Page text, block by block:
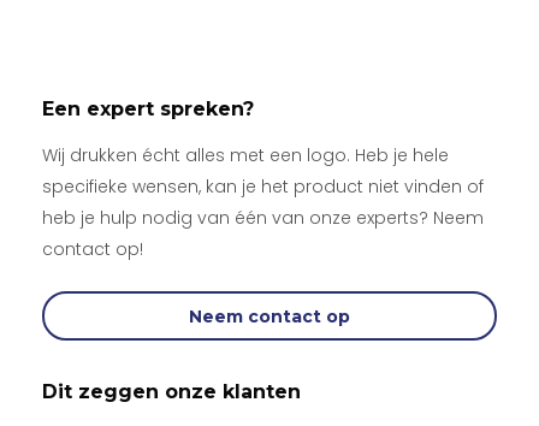
Een expert spreken?
Wij drukken écht alles met een logo. Heb je hele
specifieke wensen, kan je het product niet vinden of
heb je hulp nodig van één van onze experts? Neem
contact op!
Neem contact op
Dit zeggen onze klanten